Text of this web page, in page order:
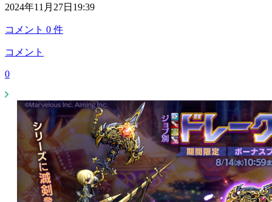
2024年11月27日19:39
コメント 0 件
コメント
0